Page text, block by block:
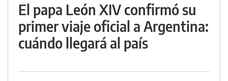
El papa León XIV confirmó su
primer viaje oficial a Argentina:
cuándo llegará al país